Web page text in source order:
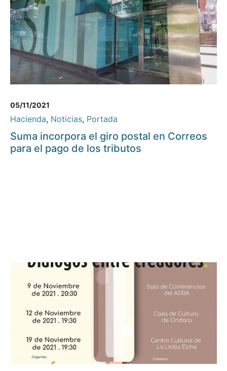
05/11/2021
Hacienda, Noticias, Portada
Suma incorpora el giro postal en Correos
para el pago de los tributos